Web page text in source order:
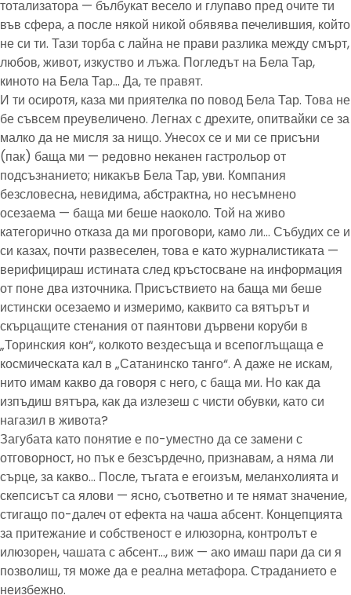
тотализатора — бълбукат весело и глупаво пред очите ти
във сфера, а после някой никой обявява печелившия, който
не си ти. Тази торба с лайна не прави разлика между смърт,
любов, живот, изкуство и лъжа. Погледът на Бела Тар,
киното на Бела Тар… Да, те правят.
И ти осиротя, каза ми приятелка по повод Бела Тар. Това не
бе съвсем преувеличено. Легнах с дрехите, опитвайки се за
малко да не мисля за нищо. Унесох се и ми се присъни
(пак) баща ми — редовно неканен гастрольор от
подсъзнанието; никакъв Бела Тар, уви. Компания
безсловесна, невидима, абстрактна, но несъмнено
осезаема — баща ми беше наоколо. Той на живо
категорично отказа да ми проговори, камо ли… Събудих се и
си казах, почти развеселен, това е като журналистиката —
верифицираш истината след кръстосване на информация
от поне два източника. Присъствието на баща ми беше
истински осезаемо и измеримо, каквито са вятърът и
скърцащите стенания от паянтови дървени коруби в
„Торинския кон“, колкото вездесъща и всепоглъщаща е
космическата кал в „Сатанинско танго“. А даже не искам,
нито имам какво да говоря с него, с баща ми. Но как да
изпъдиш вятъра, как да излезеш с чисти обувки, като си
нагазил в живота?
Загубата като понятие е по-уместно да се замени с
отговорност, но пък е безсърдечно, признавам, а няма ли
сърце, за какво… После, тъгата е егоизъм, меланхолията и
скепсисът са ялови — ясно, съответно и те нямат значение,
стигащо по-далеч от ефекта на чаша абсент. Концепцията
за притежание и собственост е илюзорна, контролът е
илюзорен, чашата с абсент…, виж — ако имаш пари да си я
позволиш, тя може да е реална метафора. Страданието е
неизбежно.